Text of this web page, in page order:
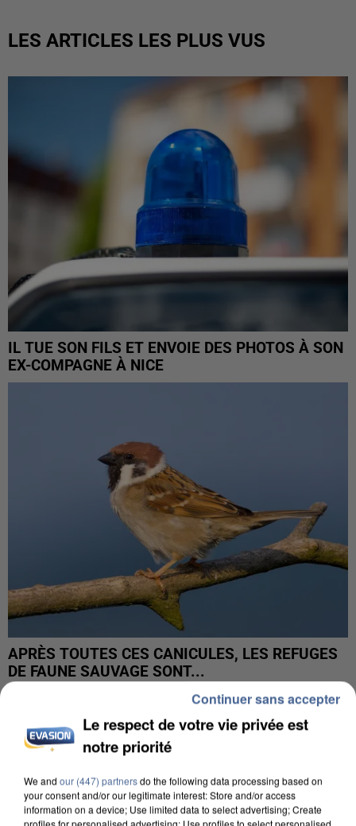
LES ARTICLES LES PLUS VUS
IL TUE SON FILS ET ENVOIE DES PHOTOS À SON
EX-COMPAGNE À NICE
APRÈS TOUTES CES CANICULES, LES REFUGES
DE FAUNE SAUVAGE SONT...
Le respect de votre vie privée est
notre priorité
We and our (447) partnersdo the following data processing based on
your consent and/or our legitimate interest: Store and/or access
information on a device; Use limited data to select advertising; Create
profiles for personalised advertising; Use profiles to select personalised
Continuer sans accepter